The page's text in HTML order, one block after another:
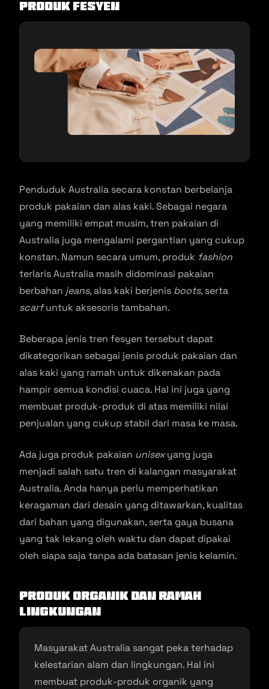
Produk Fesyen
Penduduk Australia secara konstan berbelanja
produk pakaian dan alas kaki. Sebagai negara
yang memiliki empat musim, tren pakaian di
Australia juga mengalami pergantian yang cukup
konstan. Namun secara umum, produk fashion
terlaris Australia masih didominasi pakaian
berbahan jeans, alas kaki berjenis boots, serta
scarfuntuk aksesoris tambahan.
Beberapa jenis tren fesyen tersebut dapat
dikategorikan sebagai jenis produk pakaian dan
alas kaki yang ramah untuk dikenakan pada
hampir semua kondisi cuaca. Hal ini juga yang
membuat produk-produk di atas memiliki nilai
penjualan yang cukup stabil dari masa ke masa.
Ada juga produk pakaian unisexyang juga
menjadi salah satu tren di kalangan masyarakat
Australia. Anda hanya perlu memperhatikan
keragaman dari desain yang ditawarkan, kualitas
dari bahan yang digunakan, serta gaya busana
yang tak lekang oleh waktu dan dapat dipakai
oleh siapa saja tanpa ada batasan jenis kelamin.
Produk Organik dan Ramah
Lingkungan
Masyarakat Australia sangat peka terhadap
kelestarian alam dan lingkungan. Hal ini
membuat produk-produk organik yang